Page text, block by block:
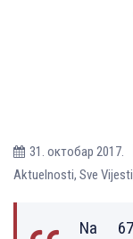
31. октобар 2017.
Aktuelnosti, Sve Vijesti
Na